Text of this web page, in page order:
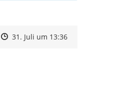
Zeitpunkt des Erstellens
Zeitpunkt des Erstellens
31. Juli um 13:36Zur Äußerung